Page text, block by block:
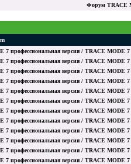
Форум TRACE
7 профессиональная версия / TRACE MODE 7
7 профессиональная версия / TRACE MODE 7
7 профессиональная версия / TRACE MODE 7
7 профессиональная версия / TRACE MODE 7
7 профессиональная версия / TRACE MODE 7
7 профессиональная версия / TRACE MODE 7
7 профессиональная версия / TRACE MODE 7
7 профессиональная версия / TRACE MODE 7
7 профессиональная версия / TRACE MODE 7
7 профессиональная версия / TRACE MODE 7
7 профессиональная версия / TRACE MODE 7
7 профессиональная версия / TRACE MODE 7